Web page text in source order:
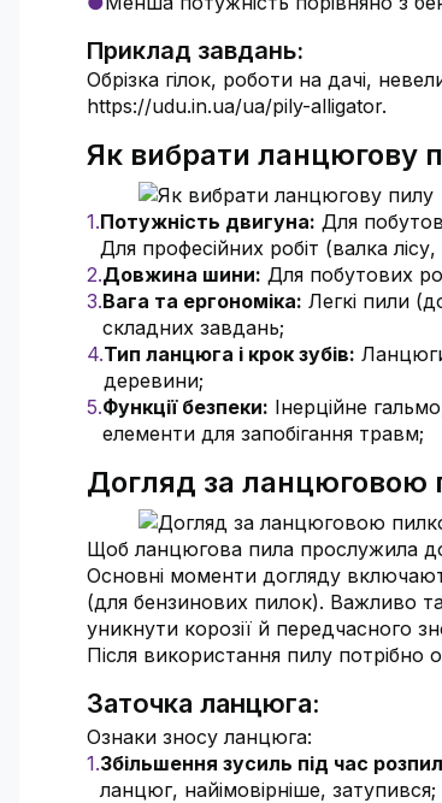
Приклад завдань:
Обрізка гілок, роботи на дачі,
https://udu.in.ua/ua/pily-alligator.
Як вибрати ланцюгову
Потужність двигуна: Для
Для професійних робіт (валка
Довжина шини: Для побутових
Вага та ергономіка: Легкі пили
складних завдань;
Тип ланцюга і крок зубів:
деревини;
Функції безпеки: Інерційне
елементи для запобігання травм;
Догляд за ланцюговою
Щоб ланцюгова пила прослужила
Основні моменти догляду
(для бензинових пилок). Важливо
уникнути корозії й передчасного
Після використання пилу
Заточка ланцюга:
Ознаки зносу ланцюга:
Збільшення зусиль під час
ланцюг, найімовірніше, затупився;